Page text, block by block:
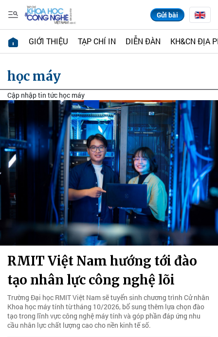
Gửi bài
GIỚI THIỆU TẠP CHÍ IN DIỄN ĐÀN KH&CN ĐỊA
học máy
Cập nhập tin tức học máy
RMIT Việt Nam hướng tới đào
tạo nhân lực công nghệ lõi
Trường Đại học RMIT Việt Nam sẽ tuyển sinh chương trình Cử nhân
Khoa học máy tính từ tháng 10/2026, bổ sung thêm lựa chọn đào
tạo trong lĩnh vực công nghệ máy tính và góp phần đáp ứng nhu
cầu nhân lực chất lượng cao cho nền kinh tế số.